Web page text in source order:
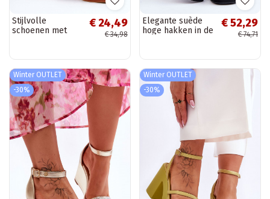
Stijlvolle
schoenen met
€ 24,49
€ 34,98
Elegante suède
hoge hakken in de
€ 52,29
€ 74,71
Winter OUTLET
-30%
Winter OUTLET
-30%